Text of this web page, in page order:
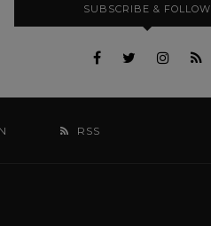
SUBSCRIBE & FOLLOW
RSS